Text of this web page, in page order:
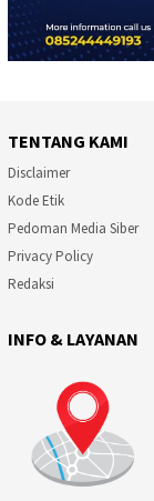
TENTANG KAMI
Disclaimer
Kode Etik
Pedoman Media Siber
Privacy Policy
Redaksi
INFO & LAYANAN